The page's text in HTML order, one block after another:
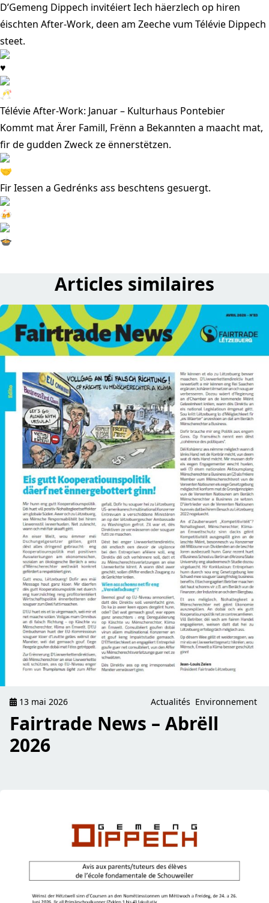
D’Gemeng Dippech invitéiert Iech häerzlech op hiren
éischten After-Work, deen am Zeeche vum Télévie Dippech
steet.
Télévie After-Work: Januar – Kulturhaus Pontebier
Kommt mat Ärer Famill, Frënn a Bekannten a maacht mat,
fir de gudden Zweck ze ënnerstëtzen.
Fir Iessen a Gedrénks ass beschtens gesuergt.
Articles similaires
read Fairtrade News – Abrëll 2026
13 mai 2026 Actualités Environnement
Fairtrade News – Abrëll
2026